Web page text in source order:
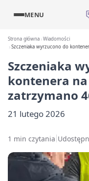
MENU
Strona główna Wiadomości
Szczeniaka wyrzucono do
Szczeniaka
kontenera
zatrzymano
21 lutego 2026
1 min czytania